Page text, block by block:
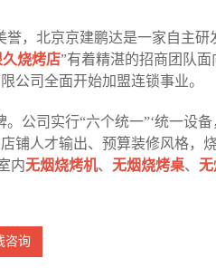
，北京京建鹏达是一家自主
烧烤店”有着精湛的招商团队
公司全面开始加盟连锁事业。
公司实行“六个统一”‘统一设
铺人才输出、预算装修风格，
内无烟烧烤机、 无烟烧烤桌、 无
咨询